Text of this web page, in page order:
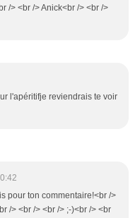
/> <br /> Anick<br /> <br />
l'apéritifje reviendrais te voir
pour ton commentaire!<br />
/> <br /> <br /> ;-)<br /> <br